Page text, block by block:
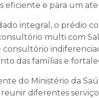
eficiente e para um
integral, o prédio
multi com
consultório
das famílias e
do Ministério da
diferentes